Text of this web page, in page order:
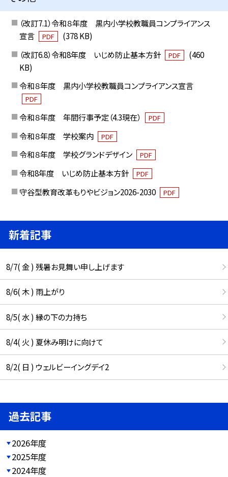
（改訂7.1）令和８年度 黒内小学校教職員コンプライアンス
宣言
PDF
(378 KB)
（改訂6.8）令和8年度 いじめ防止基本方針
PDF
(460
KB)
令和８年度 黒内小学校教職員コンプライアンス宣言
PDF
令和８年度 年間行事予定（4.3現在） PDF
令和８年度 学校案内 PDF
令和８年度 学校グランドデザイン PDF
令和8年度 いじめ防止基本方針 PDF
守谷型教育改革もりやビジョン2026-2030 PDF
新着記事
8/7( 金 ) 残暑お見舞い申し上げます
8/6( 木 ) 雨上がり
8/5( 水 ) 縁の下の力持ち
8/4( 火 ) 夏休み明けに向けて
8/2( 日 ) ウェルビーイングデイ2
過去記事
2026年度
2025年度
2024年度